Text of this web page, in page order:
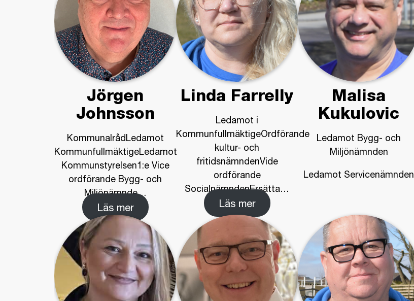
Jörgen
Johnsson
KommunalrådLedamot
KommunfullmäktigeLedamot
Kommunstyrelsen1:e Vice
ordförande Bygg- och
Miljönämnde…
Läs mer
Linda Farrelly
Ledamot i
KommunfullmäktigeOrdförande
kultur- och
fritidsnämndenVide
ordförande
SocialnämndenErsätta…
Läs mer
Malisa
Kukulovic
Ledamot Bygg- och
Miljönämnden
Ledamot Servicenämnden